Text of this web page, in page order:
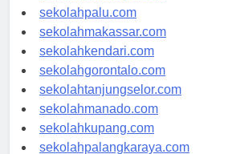
sekolahsurabaya.com
sekolahpalu.com
sekolahmakassar.com
sekolahkendari.com
sekolahgorontalo.com
sekolahtanjungselor.com
sekolahmanado.com
sekolahkupang.com